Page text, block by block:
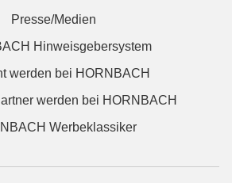
Presse/Medien
Hinweisgebersystem
werden bei HORNBACH
werden bei HORNBACH
Werbeklassiker